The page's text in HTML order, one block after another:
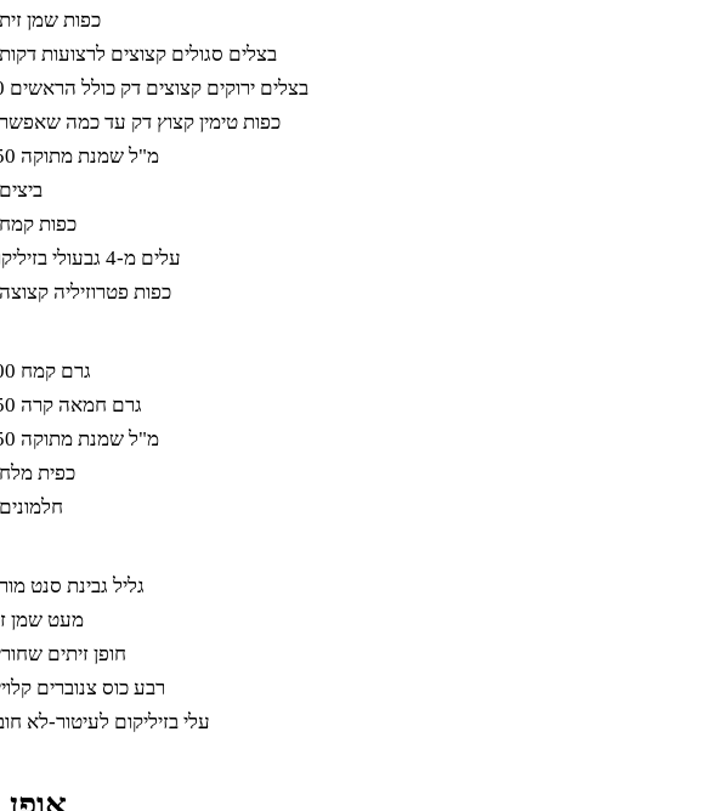
8 כפות שמן זית
4 בצלים סגולים קצוצים לרצועות דקות
10 בצלים ירוקים קצוצים דק כולל הראשים
3 כפות טימין קצוץ דק עד כמה שאפשר
250 מ"ל שמנת מתוקה
2 ביצים
2 כפות קמח
עלים מ-4 גבעולי בזיליקום
5 כפות פטרוזיליה קצוצה
500 גרם קמח
150 גרם חמאה קרה
250 מ"ל שמנת מתוקה
1 כפית מלח
2 חלמונים
1 גליל גבינת סנט מור
מעט שמן
חופן זיתים
רבע כוס צנוברים
עלי בזיליקום לעיטור-לא